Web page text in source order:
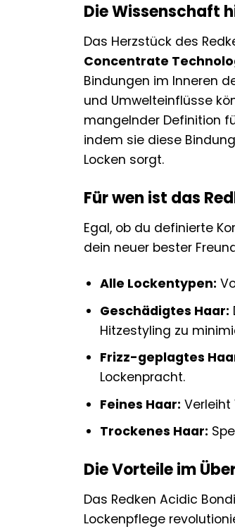
Die Wissenschaft
Das Herzstück des
Concentrate
Bindungen im Inneren
und Umwelteinflüsse
mangelnder Definition
indem sie diese
Locken sorgt.
Für wen ist das
Egal, ob du definierte
dein neuer bester
Alle Lockentypen:
Geschädigtes Haar:
Hitzestyling zu
Frizz-geplagtes
Lockenpracht.
Feines Haar: Verleiht
Trockenes Haar:
Die Vorteile im
Das Redken Acidic
Lockenpflege